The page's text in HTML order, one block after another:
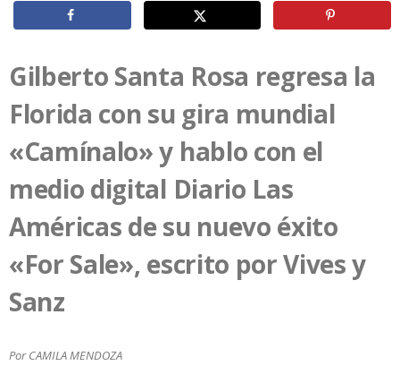
Gilberto Santa Rosa regresa la
Florida con su gira mundial
«Camínalo» y hablo con el
medio digital Diario Las
Américas de su nuevo éxito
«For Sale», escrito por Vives y
Sanz
Por CAMILA MENDOZA